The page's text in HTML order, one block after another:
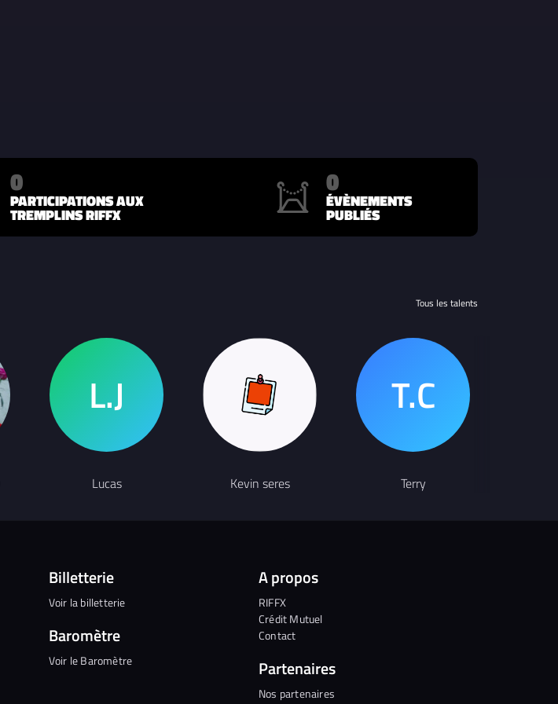
0
PARTICIPATIONS AUX
TREMPLINS RIFFX
0
ÉVÈNEMENTS
PUBLIÉS
Tous les talents
Lucas Kevin seres Terry
Billetterie
Voir la billetterie
Baromètre
Voir le Baromètre
A propos
RIFFX
Crédit Mutuel
Contact
Partenaires
Nos partenaires